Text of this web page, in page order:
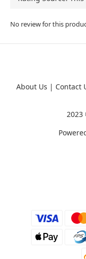
No review for this
About Us | Contact
2023